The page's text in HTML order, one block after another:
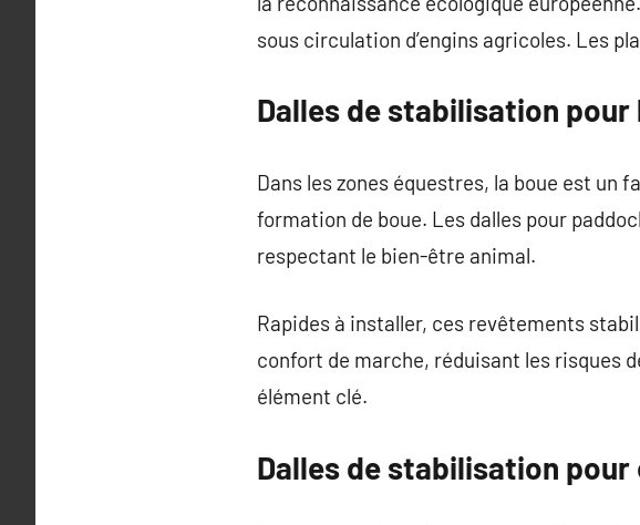
sous circulation d’engins agricoles. Les
Dalles de stabilisation
Dans les zones équestres, la boue est un
formation de boue. Les dalles pour
respectant le bien-être animal.
Rapides à installer, ces revêtements
confort de marche, réduisant les risques
élément clé.
Dalles de stabilisation